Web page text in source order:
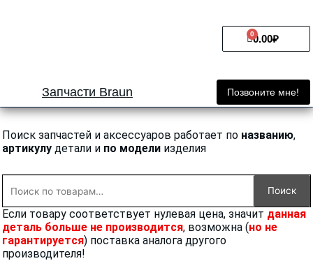
0.00₽
0
Cart
Запчасти Braun Позвоните мне!
Поиск запчастей и аксессуаров работает по названию,
артикулу детали и по модели изделия
Поиск
Если товару соответствует нулевая цена, значит данная
деталь больше не производится, возможна (но не
гарантируется) поставка аналога другого
производителя!